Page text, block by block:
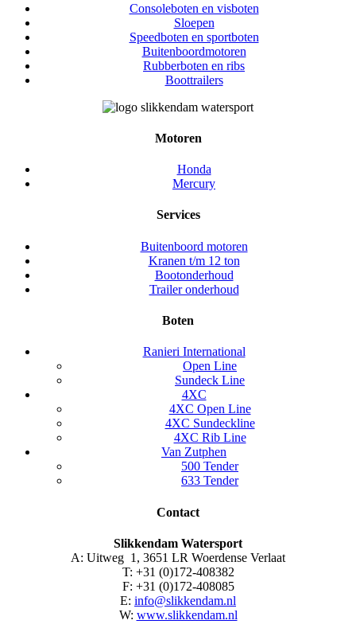
Consoleboten en visboten
Sloepen
Speedboten en sportboten
Buitenboordmotoren
Rubberboten en ribs
Boottrailers
Motoren
Honda
Mercury
Services
Buitenboord motoren
Kranen t/m 12 ton
Bootonderhoud
Trailer onderhoud
Boten
Ranieri International
Open Line
Sundeck Line
4XC
4XC Open Line
4XC Sundeckline
4XC Rib Line
Van Zutphen
500 Tender
633 Tender
Contact
Slikkendam Watersport
A: Uitweg 1, 3651 LR Woerdense Verlaat
T: +31 (0)172-408382
F: +31 (0)172-408085
E: info@slikkendam.nl
W: www.slikkendam.nl